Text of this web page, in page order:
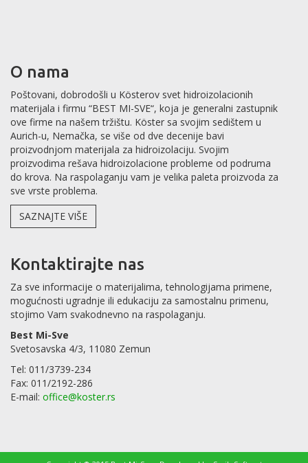
O nama
Poštovani, dobrodošli u Kösterov svet hidroizolacionih
materijala i firmu “BEST MI-SVE“, koja je generalni zastupnik
ove firme na našem tržištu. Köster sa svojim sedištem u
Aurich-u, Nemačka, se više od dve decenije bavi
proizvodnjom materijala za hidroizolaciju. Svojim
proizvodima rešava hidroizolacione probleme od podruma
do krova. Na raspolaganju vam je velika paleta proizvoda za
sve vrste problema.
SAZNAJTE VIŠE
Kontaktirajte nas
Za sve informacije o materijalima, tehnologijama primene,
mogućnosti ugradnje ili edukaciju za samostalnu primenu,
stojimo Vam svakodnevno na raspolaganju.
Best Mi-Sve
Svetosavska 4/3, 11080 Zemun
Tel: 011/3739-234
Fax: 011/2192-286
E-mail: office@koster.rs